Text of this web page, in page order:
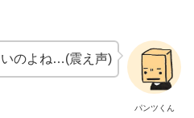
パンツくん
のよね…(震え声)